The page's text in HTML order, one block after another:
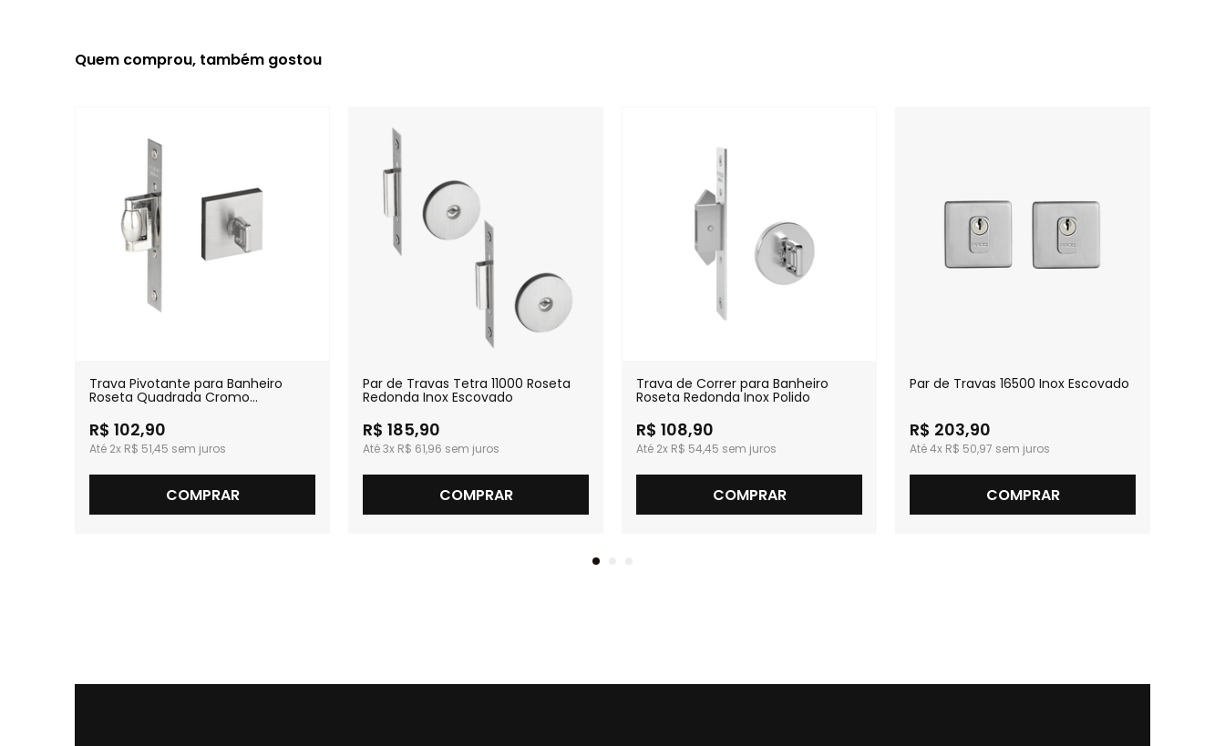
Quem comprou, também gostou
Trava Pivotante para Banheiro
Roseta Quadrada Cromo
R$ 102,90
2x R$ 51,45
COMPRAR
Par de Travas Tetra 11000 Roseta
Redonda Inox Escovado
R$ 185,90
3x R$ 61,96
COMPRAR
Trava de Correr para Banheiro
Roseta Redonda Inox Polido
R$ 108,90
2x R$ 54,45
COMPRAR
Par de Travas 16500 Inox Escovado
R$ 203,90
4x R$ 50,97
COMPRAR